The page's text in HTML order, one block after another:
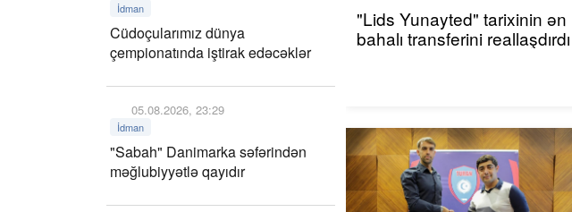
İdman
Cüdoçularımız dünya
çempionatında iştirak edəcəklər
05.08.2026, 23:29
İdman
"Sabah" Danimarka səfərindən
məğlubiyyətlə qayıdır
"Lids Yunayted" tarixinin ən
bahalı transferini reallaşdırdı